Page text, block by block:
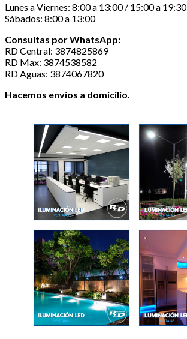
Lunes a Viernes: 8:00 a 13:00 / 15:00 a 19:30
Sábados: 8:00 a 13:00
Consultas por WhatsApp:
RD Central: 3874825869
RD Max: 3874538582
RD Aguas: 3874067820
Hacemos envíos a domicilio.